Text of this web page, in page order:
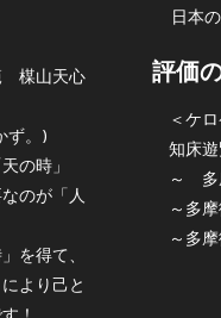
楳山天心
ず。)
の時」
のが「人
を得て、
より己と
日本
評価
＜ケ
知床
～ 多
～多
～多